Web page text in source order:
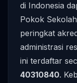
di Indonesia
Pokok
peringkat
administrasi
ini terdaftar
40310840.